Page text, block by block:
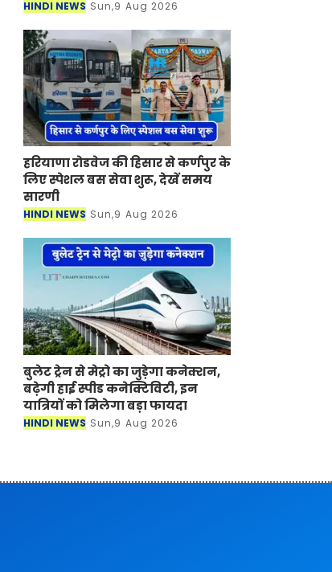
HINDI NEWS Sun,9 Aug 2026
हरियाणा रोडवेज की हिसार से कर्णपुर के
लिए स्पेशल बस सेवा शुरू, देखें समय
सारणी
HINDI NEWS Sun,9 Aug 2026
बुलेट ट्रेन से मेट्रो का जुड़ेगा कनेक्शन,
बढ़ेगी हाई स्पीड कनेक्टिविटी, इन
यात्रियों को मिलेगा बड़ा फायदा
HINDI NEWS Sun,9 Aug 2026